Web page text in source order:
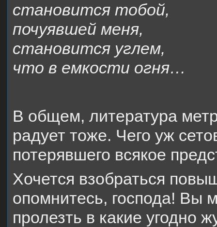
становится тобой,
почуявшей меня,
становится углем,
что в емкости огня…
В общем, литература
радует тоже. Чего уж
потерявшего всякое
Хочется взобраться
опомнитесь, господа! Вы
пролезть в какие угодно